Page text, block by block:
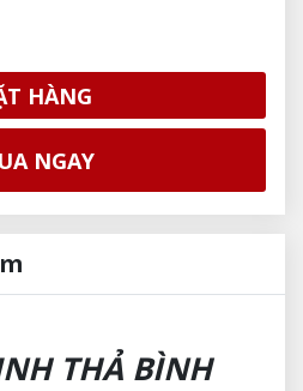
HÀNG
NGAY
THẢ BÌNH